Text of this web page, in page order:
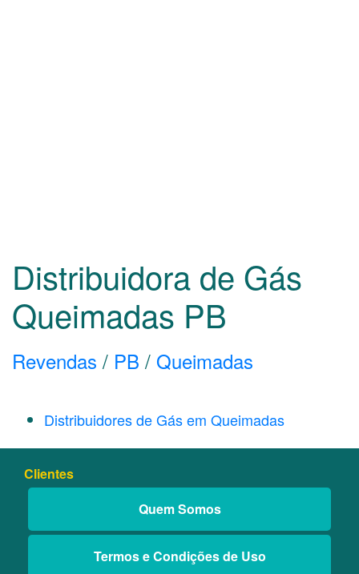
Distribuidora de Gás
Queimadas PB
Revendas / PB / Queimadas
Distribuidores de Gás em Queimadas
Clientes
Quem Somos
Termos e Condições de Uso